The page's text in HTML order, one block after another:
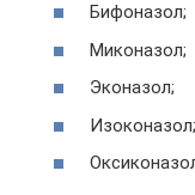
Бифоназол;
Миконазол;
Эконазол;
Изоконазол;